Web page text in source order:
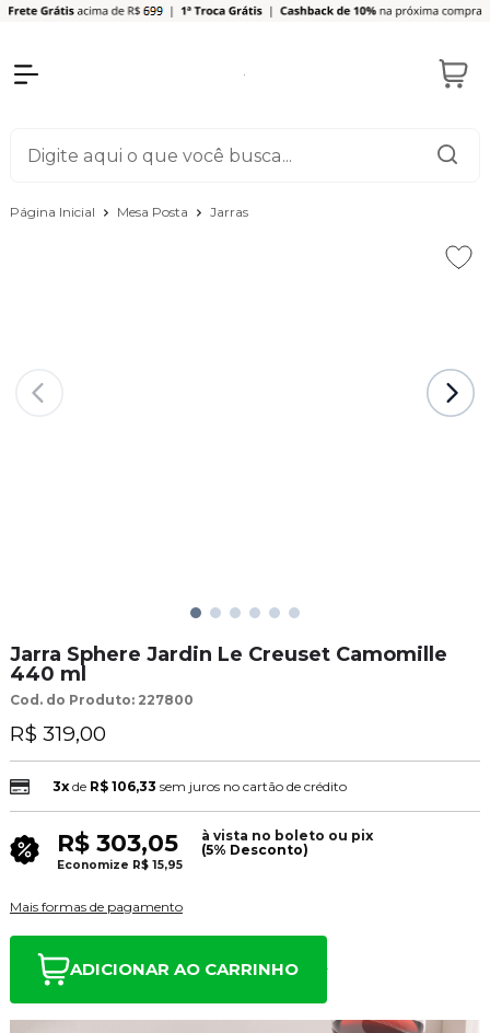
Página Inicial Mesa Posta Jarras
Jarra Sphere Jardin Le Creuset Camomille
440 ml
Cod. do Produto: 227800
R$ 319,00
3xde R$ 106,33 sem juros no cartão de crédito
R$ 303,05
à vista no boleto ou pix
(5% Desconto)
Economize R$ 15,95
Mais formas de pagamento
ADICIONAR AO CARRINHO